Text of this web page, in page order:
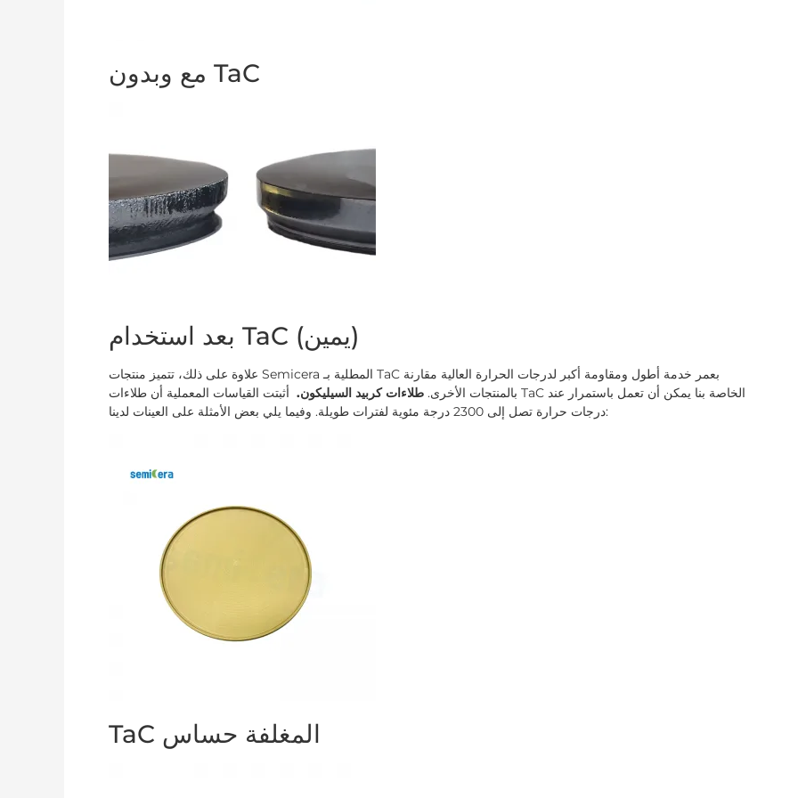
مع وبدون TaC
بعد استخدام TaC (يمين)
علاوة على ذلك، تتميز منتجات Semicera المطلية بـ TaC بعمر خدمة أطول ومقاومة أكبر لدرجات الحرارة العالية مقارنة
بالمنتجات الأخرى. طلاءات كربيد السيليكون. أثبتت القياسات المعملية أن طلاءات TaC الخاصة بنا يمكن أن تعمل باستمرار عند
درجات حرارة تصل إلى 2300 درجة مئوية لفترات طويلة. وفيما يلي بعض الأمثلة على العينات لدينا:
TaC المغلفة حساس